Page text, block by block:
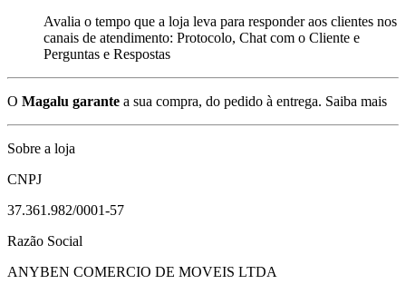
Avalia o tempo que a loja leva para responder aos clientes nos
canais de atendimento: Protocolo, Chat com o Cliente e
Perguntas e Respostas
O Magalu garante a sua compra, do pedido à entrega. Saiba mais
Sobre a loja
CNPJ
37.361.982/0001-57
Razão Social
ANYBEN COMERCIO DE MOVEIS LTDA